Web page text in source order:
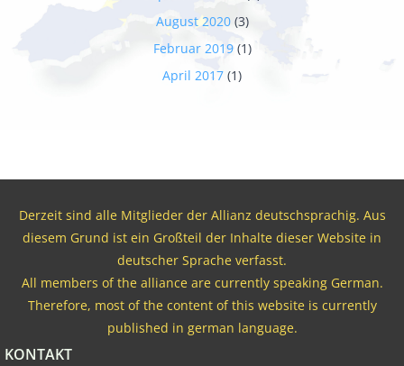
August 2020(3)
Februar 2019(1)
April 2017 (1)
Derzeit sind alle Mitglieder der Allianz deutschsprachig. Aus
diesem Grund ist ein Großteil der Inhalte dieser Website in
deutscher Sprache verfasst.
All members of the alliance are currently speaking German.
Therefore, most of the content of this website is currently
published in german language.
KONTAKT